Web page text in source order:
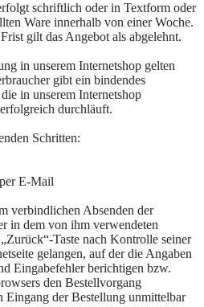
schriftlich oder in Textform oder
Ware innerhalb von einer Woche.
gilt das Angebot als abgelehnt.
in unserem Internetshop gelten
gibt ein bindendes
in unserem Internetshop
durchläuft.
Schritten:
E-Mail
verbindlichen Absenden der
in dem von ihm verwendeten
Taste nach Kontrolle seiner
gelangen, auf der die Angaben
Eingabefehler berichtigen bzw.
den Bestellvorgang
Eingang der Bestellung unmittelbar